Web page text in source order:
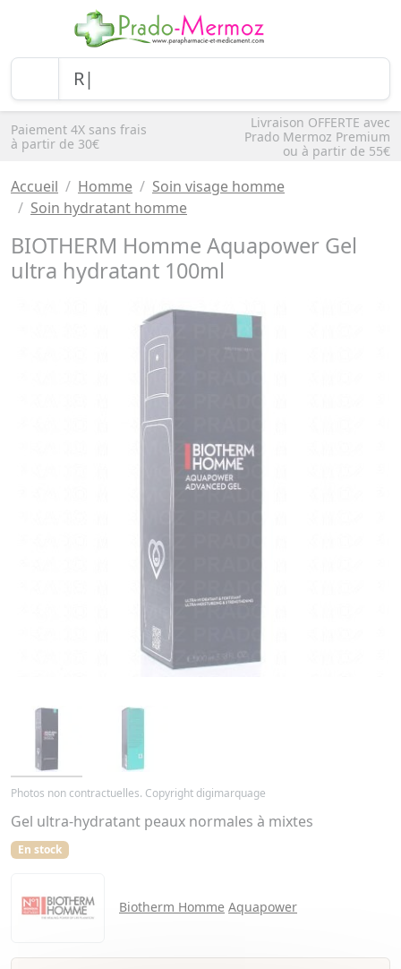
Paiement 4X sans frais
à partir de 30€
Livraison OFFERTE avec
Prado Mermoz Premium
ou à partir de 55€
Accueil Homme
Soin visage homme
Soin hydratant homme
BIOTHERM Homme Aquapower Gel
ultra hydratant 100ml
Photos non contractuelles. Copyright digimarquage
Gel ultra-hydratant peaux normales à mixtes
En stock
Biotherm Homme Aquapower